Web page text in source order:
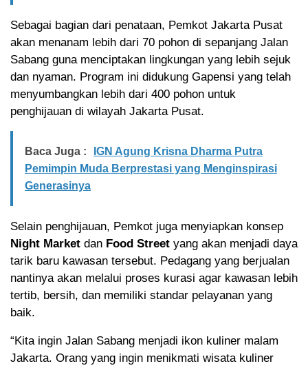
Sebagai bagian dari penataan, Pemkot Jakarta Pusat
akan menanam lebih dari 70 pohon di sepanjang Jalan
Sabang guna menciptakan lingkungan yang lebih sejuk
dan nyaman. Program ini didukung Gapensi yang telah
menyumbangkan lebih dari 400 pohon untuk
penghijauan di wilayah Jakarta Pusat.
Baca Juga :
IGN Agung Krisna Dharma Putra
Pemimpin Muda Berprestasi yang Menginspirasi
Generasinya
Selain penghijauan, Pemkot juga menyiapkan konsep
Night Market dan Food Street yang akan menjadi daya
tarik baru kawasan tersebut. Pedagang yang berjualan
nantinya akan melalui proses kurasi agar kawasan lebih
tertib, bersih, dan memiliki standar pelayanan yang
baik.
“Kita ingin Jalan Sabang menjadi ikon kuliner malam
Jakarta. Orang yang ingin menikmati wisata kuliner